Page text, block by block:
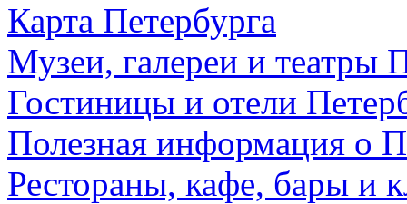
Карта Петербурга
Музеи, галереи и театры
Гостиницы и отели
Полезная информация о
Рестораны, кафе, бары и